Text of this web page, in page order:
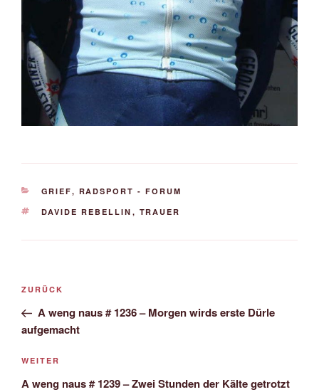
KATEGORIEN
GRIEF, RADSPORT - FORUM
SCHLAGWÖRTER
DAVIDE REBELLIN , TRAUER
Beitrags-
Vorheriger
Beitrag
ZURÜCK
A weng naus # 1236 – Morgen wirds erste Dürle
aufgemacht
Nächster
Beitrag
WEITER
A weng naus # 1239 – Zwei Stunden der Kälte getrotzt